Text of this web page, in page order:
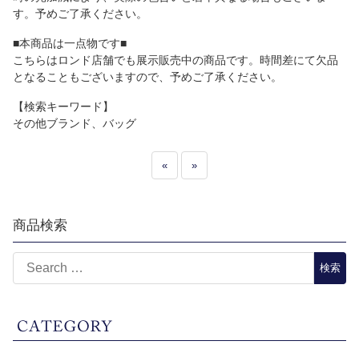
す。予めご了承ください。
■本商品は一点物です■
こちらはロンド店舗でも展示販売中の商品です。時間差にて欠品
となることもございますので、予めご了承ください。
【検索キーワード】
その他ブランド、バッグ
« »
商品検索